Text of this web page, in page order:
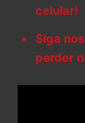
celular!
Siga
perder